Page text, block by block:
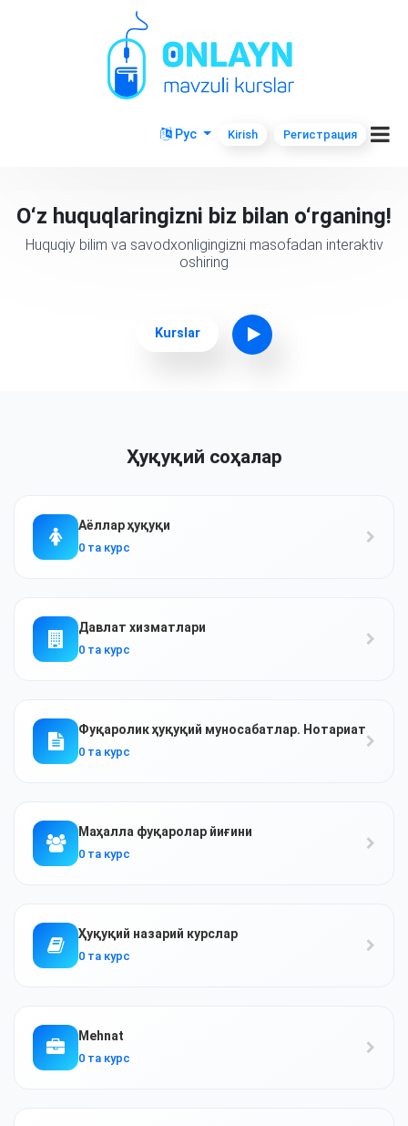
Рус Kirish Регистрация
O‘z huquqlaringizni biz bilan o‘rganing!
Huquqiy bilim va savodxonligingizni masofadan interaktiv
oshiring
Kurslar
Ҳуқуқий соҳалар
Аёллар ҳуқуқи
0 та курс
Давлат хизматлари
0 та курс
Фуқаролик ҳуқуқий муносабатлар. Нотариат
0 та курс
Маҳалла фуқаролар йиғини
0 та курс
Ҳуқуқий назарий курслар
0 та курс
Mehnat
0 та курс